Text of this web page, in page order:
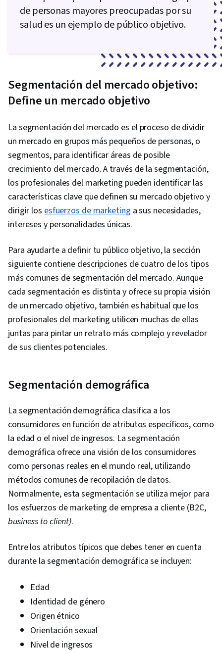
de personas mayores preocupadas por su
salud es un ejemplo de público objetivo.
Segmentación del mercado objetivo:
Define un mercado objetivo
La segmentación del mercado es el proceso de dividir
un mercado en grupos más pequeños de personas, o
segmentos, para identificar áreas de posible
crecimiento del mercado. A través de la segmentación,
los profesionales del marketing pueden identificar las
características clave que definen su mercado objetivo y
dirigir losesfuerzos de marketing a sus necesidades,
intereses y personalidades únicas.
Para ayudarte a definir tu público objetivo, la sección
siguiente contiene descripciones de cuatro de los tipos
más comunes de segmentación del mercado. Aunque
cada segmentación es distinta y ofrece su propia visión
de un mercado objetivo, también es habitual que los
profesionales del marketing utilicen muchas de ellas
juntas para pintar un retrato más complejo y revelador
de sus clientes potenciales.
Segmentación demográfica
La segmentación demográfica clasifica a los
consumidores en función de atributos específicos, como
la edad o el nivel de ingresos. La segmentación
demográfica ofrece una visión de los consumidores
como personas reales en el mundo real, utilizando
métodos comunes de recopilación de datos.
Normalmente, esta segmentación se utiliza mejor para
los esfuerzos de marketing de empresa a cliente (B2C,
business to client).
Entre los atributos típicos que debes tener en cuenta
durante la segmentación demográfica se incluyen:
Edad
Identidad de género
Origen étnico
Orientación sexual
Nivel de ingresos